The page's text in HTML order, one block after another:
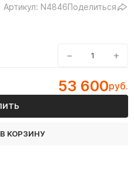
Артикул: N4846Поделиться
− +
53 600руб.
КОРЗИНУ